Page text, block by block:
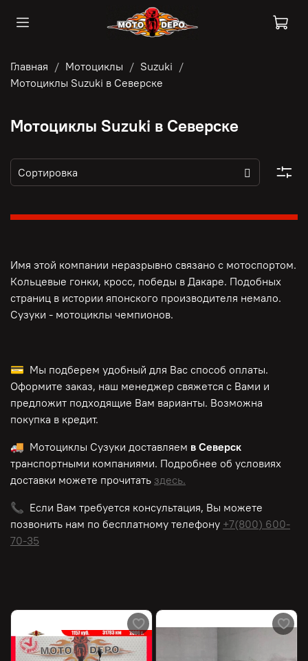
Главная Мотоциклы
Suzuki
Мотоциклы Suzuki в Северске
Мотоциклы Suzuki в Северске
Имя этой компании неразрывно связано с мотоспортом.
Кольцевые гонки, кросс, победы в Дакаре. Подобных
страниц в истории японского производителя немало.
Сузуки - мотоциклы чемпионов.
💳 Мы подберем удобный для Вас способ оплаты.
Оформите заказ, наш менеджер свяжется с Вами и
предложит подходящие Вам варианты. Возможна
покупка в кредит.
🚚 Мотоциклы Сузуки доставляем в Северск
транспортными компаниями. Подробнее об условиях
доставки можете прочитать здесь.
📞 Если Вам требуется консультация, Вы можете
позвонить нам по бесплатному телефону +7(800) 600-
70-35